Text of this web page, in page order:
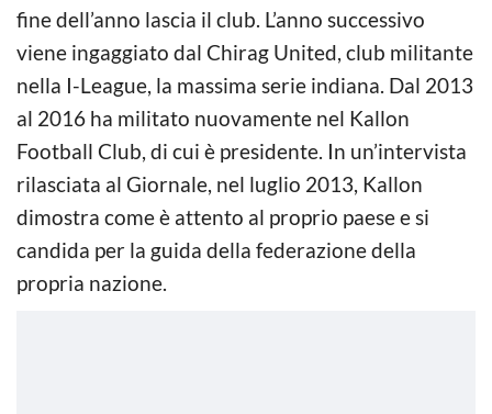
fine dell’anno lascia il club. L’anno successivo
viene ingaggiato dal Chirag United, club militante
nella I-League, la massima serie indiana. Dal 2013
al 2016 ha militato nuovamente nel Kallon
Football Club, di cui è presidente. In un’intervista
rilasciata al Giornale, nel luglio 2013, Kallon
dimostra come è attento al proprio paese e si
candida per la guida della federazione della
propria nazione.